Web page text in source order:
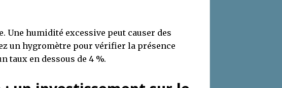
Une humidité excessive peut causer des
un hygromètre pour vérifier la présence
taux en dessous de 4 %.